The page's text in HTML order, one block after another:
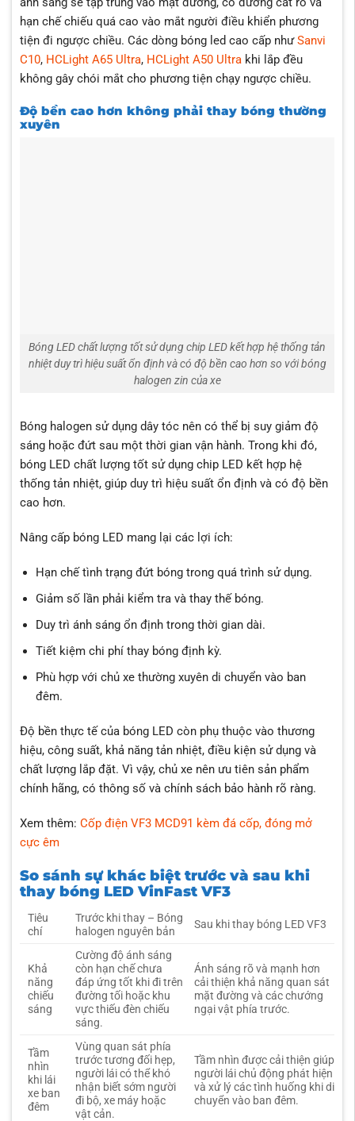
hạn chế chiếu quá cao vào mắt người điều khiển phương
tiện đi ngược chiều. Các dòng bóng led cao cấp nhưSanvi
C10, HCLight A65 Ultra, HCLight A50 Ultrakhi lắp đều
không gây chói mắt cho phương tiện chạy ngược chiều.
Độ bền cao hơn không phải thay bóng thường
xuyên
Bóng LED chất lượng tốt sử dụng chip LED kết hợp hệ thống tản
nhiệt duy trì hiệu suất ổn định và có độ bền cao hơn so với bóng
halogen zin của xe
Bóng halogen sử dụng dây tóc nên có thể bị suy giảm độ
sáng hoặc đứt sau một thời gian vận hành. Trong khi đó,
bóng LED chất lượng tốt sử dụng chip LED kết hợp hệ
thống tản nhiệt, giúp duy trì hiệu suất ổn định và có độ bền
cao hơn.
Nâng cấp bóng LED mang lại các lợi ích:
Hạn chế tình trạng đứt bóng trong quá trình sử dụng.
Giảm số lần phải kiểm tra và thay thế bóng.
Duy trì ánh sáng ổn định trong thời gian dài.
Tiết kiệm chi phí thay bóng định kỳ.
Phù hợp với chủ xe thường xuyên di chuyển vào ban
đêm.
Độ bền thực tế của bóng LED còn phụ thuộc vào thương
hiệu, công suất, khả năng tản nhiệt, điều kiện sử dụng và
chất lượng lắp đặt. Vì vậy, chủ xe nên ưu tiên sản phẩm
chính hãng, có thông số và chính sách bảo hành rõ ràng.
Xem thêm: Cốp điện VF3 MCD91 kèm đá cốp, đóng mở
cực êm
So sánh sự khác biệt trước và sau khi
thay bóng LED VinFast VF3
Tiêu
chí
Trước khi thay – Bóng
halogen nguyên bản
Sau khi thay bóng LED VF3
Khả
năng
chiếu
sáng
Cường độ ánh sáng
còn hạn chế chưa
đáp ứng tốt khi đi trên
đường tối hoặc khu
vực thiếu đèn chiếu
sáng.
Ánh sáng rõ và mạnh hơn
cải thiện khả năng quan sát
mặt đường và các chướng
ngại vật phía trước.
Tầm
nhìn
khi lái
xe ban
đêm
Vùng quan sát phía
trước tương đối hẹp,
người lái có thể khó
nhận biết sớm người
đi bộ, xe máy hoặc
vật cản.
Tầm nhìn được cải thiện giúp
người lái chủ động phát hiện
và xử lý các tình huống khi di
chuyển vào ban đêm.